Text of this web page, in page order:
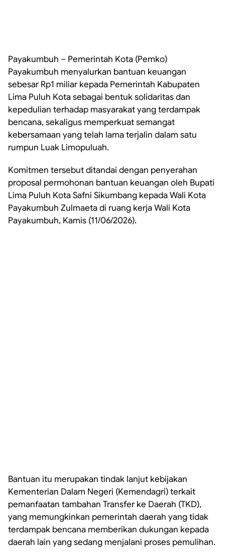
Payakumbuh – Pemerintah Kota (Pemko)
Payakumbuh menyalurkan bantuan keuangan
sebesar Rp1 miliar kepada Pemerintah Kabupaten
Lima Puluh Kota sebagai bentuk solidaritas dan
kepedulian terhadap masyarakat yang terdampak
bencana, sekaligus memperkuat semangat
kebersamaan yang telah lama terjalin dalam satu
rumpun Luak Limopuluah.
Komitmen tersebut ditandai dengan penyerahan
proposal permohonan bantuan keuangan oleh Bupati
Lima Puluh Kota Safni Sikumbang kepada Wali Kota
Payakumbuh Zulmaeta di ruang kerja Wali Kota
Payakumbuh, Kamis (11/06/2026).
Bantuan itu merupakan tindak lanjut kebijakan
Kementerian Dalam Negeri (Kemendagri) terkait
pemanfaatan tambahan Transfer ke Daerah (TKD),
yang memungkinkan pemerintah daerah yang tidak
terdampak bencana memberikan dukungan kepada
daerah lain yang sedang menjalani proses pemulihan.